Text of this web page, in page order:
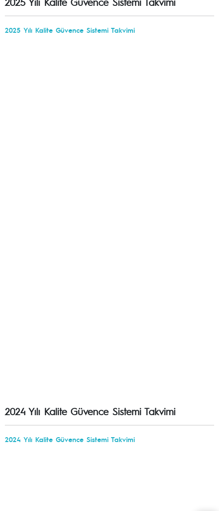
2025 Yılı Kalite Güvence Sistemi Takvimi
2024 Yılı Kalite Güvence Sistemi Takvimi
2024 Yılı Kalite Güvence Sistemi Takvimi